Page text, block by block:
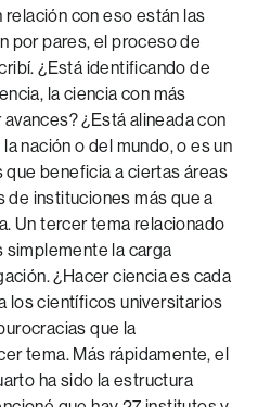
relación con eso están las
por pares, el proceso de
¿Está identificando de
la ciencia con más
¿Está alineada con
nación o del mundo, o es un
beneficia a ciertas áreas
de instituciones más que a
Un tercer tema relacionado
simplemente la carga
¿Hacer ciencia es cada
los científicos universitarios
que la
tema. Más rápidamente, el
ha sido la estructura